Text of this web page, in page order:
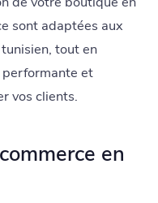
sont adaptées aux
tout en
et
vos clients.
en